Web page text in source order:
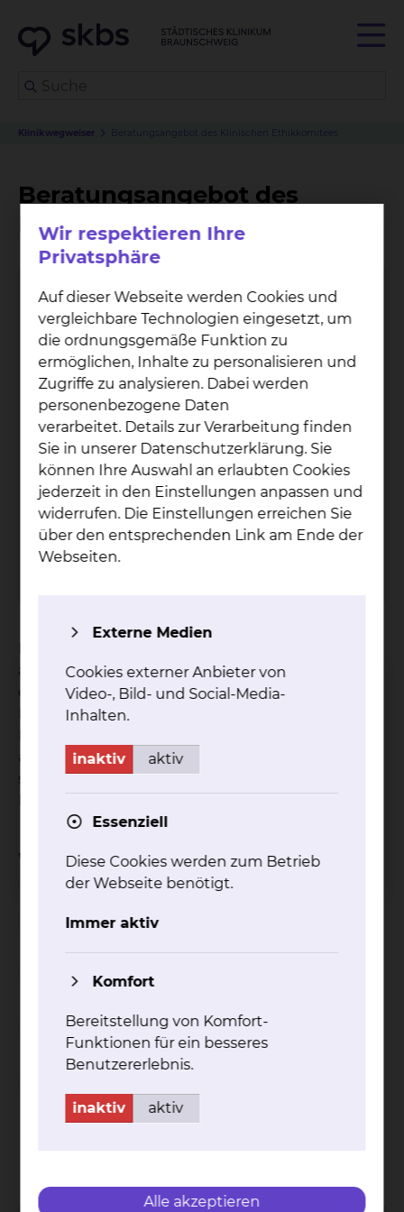
Klinikwegweiser Beratungsangebot des Klinischen Ethikkomitees
Beratungsangebot des
Klinischen Ethikkomitees
Kli­ni­sches Ethik­ko­mi­tee
Freisestraße 9/10, 38118 Braunschweig
Tel.:+49 531 595 1199
Fax: +49 531 595 1322
Per E-Mail kontaktieren
aber auch Mitarbeiterinnen und Mitarbeiter, die
eine ethische Frage haben oder eine ethische
Fallbesprechung im Zusammenhang mit der
am Klinikum Braunschweig wünschen, können
sich an die Geschäftsstelle des Klinischen
Weitere Informationen
Patientenverfügung
Ethische Fallbesprechung
Betreuungsverfügung
Cookie Einstellungen
Wir respektieren Ihre
Privatsphäre
Auf dieser Webseite werden Cookies und
vergleichbare Technologien eingesetzt, um
die ordnungsgemäße Funktion zu
ermöglichen, Inhalte zu personalisieren und
Zugriffe zu analysieren. Dabei werden
personenbezogene Daten
verarbeitet. Details zur Verarbeitung finden
Sie in unserer Datenschutzerklärung. Sie
können Ihre Auswahl an erlaubten Cookies
jederzeit in den Einstellungen anpassen und
widerrufen. Die Einstellungen erreichen Sie
über den entsprechenden Link am Ende der
Webseiten.
Externe Medien
Cookies externer Anbieter von
Video-, Bild- und Social-Media-
Inhalten.
inaktiv aktiv
Essenziell
Diese Cookies werden zum Betrieb
der Webseite benötigt.
Immer aktiv
Komfort
Bereitstellung von Komfort-
Funktionen für ein besseres
Benutzererlebnis.
inaktiv aktiv
Alle akzeptieren